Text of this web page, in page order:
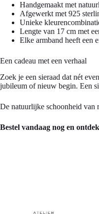
Handgemaakt met
Afgewerkt met 925
Unieke
Lengte van 17 cm met
Elke armband heeft een
Een cadeau met een verhaal
Zoek je een sieraad dat nét
jubileum of nieuw begin. Een
De natuurlijke schoonheid van
Bestel vandaag nog en